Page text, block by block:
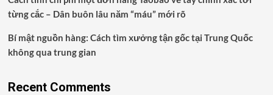
từng cắc – Dân buôn lâu năm “máu” mới rõ
Bí mật nguồn hàng: Cách tìm xưởng tận gốc tại Trung Quốc
không qua trung gian
Recent Comments